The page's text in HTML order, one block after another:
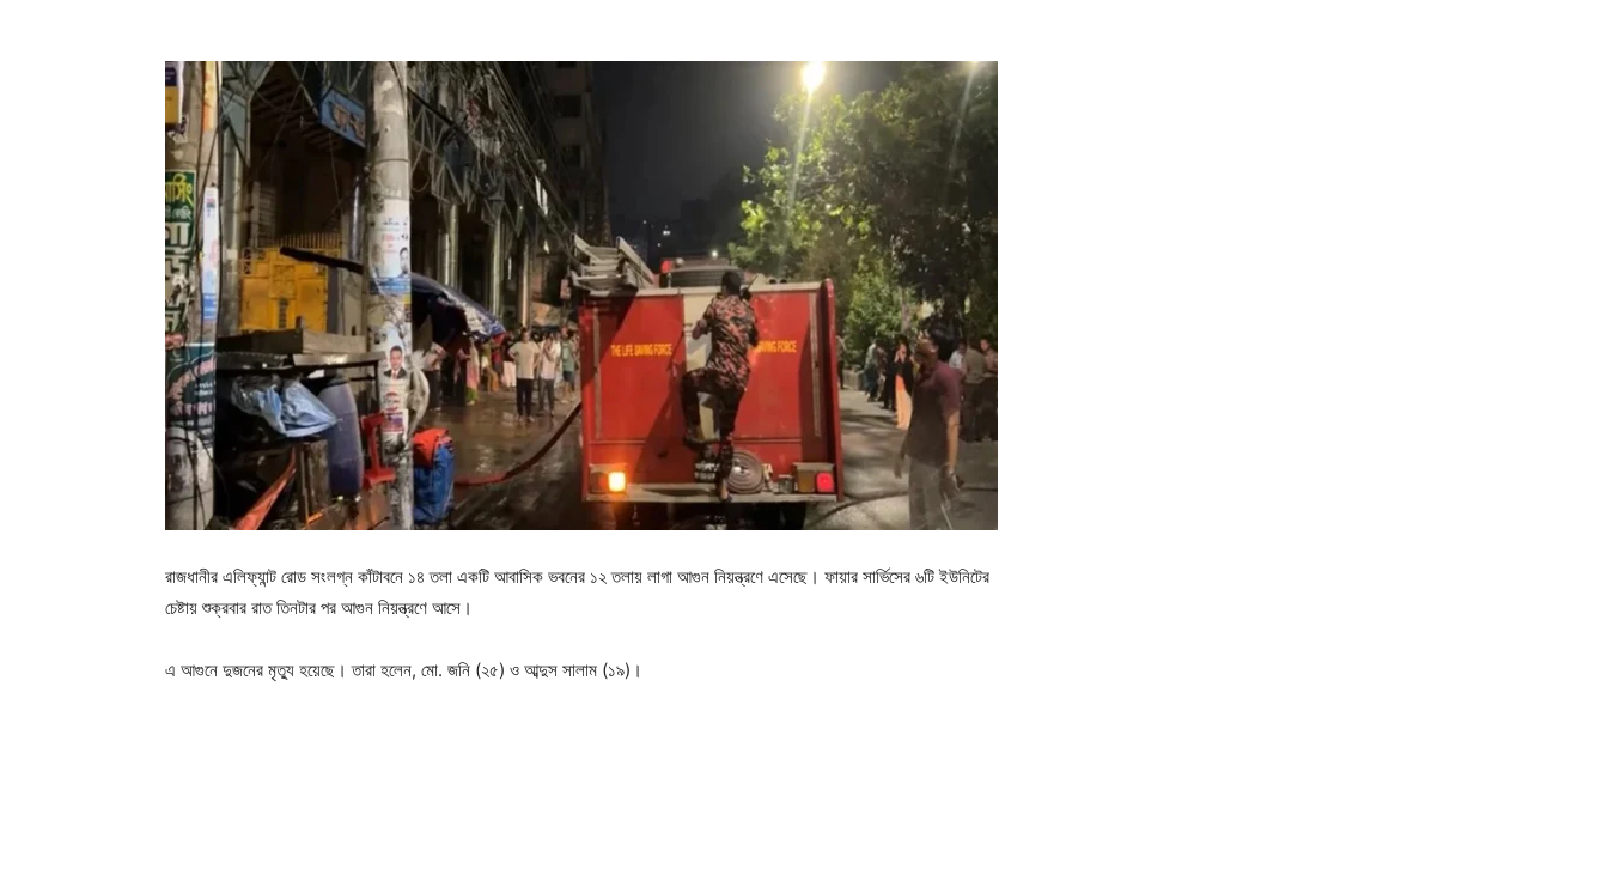
রাজধানীর এলিফ্যান্ট রোড সংলগ্ন কাঁটাবনে ১৪ তলা একটি আবাসিক ভবনের ১২ তলায় লাগা আগুন নিয়ন্ত্রণে এসেছে। ফায়ার সার্ভিসের ৬টি ইউনিটের
চেষ্টায় শুক্রবার রাত তিনটার পর আগুন নিয়ন্ত্রণে আসে।
এ আগুনে দুজনের মৃত্যু হয়েছে। তারা হলেন, মো. জনি (২৫) ও আব্দুস সালাম (১৯)।